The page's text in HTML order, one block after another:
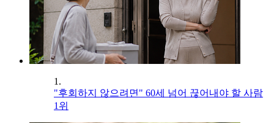
1.
"후회하지 않으려면" 60세 넘어 끊어내야 할 사람
1위